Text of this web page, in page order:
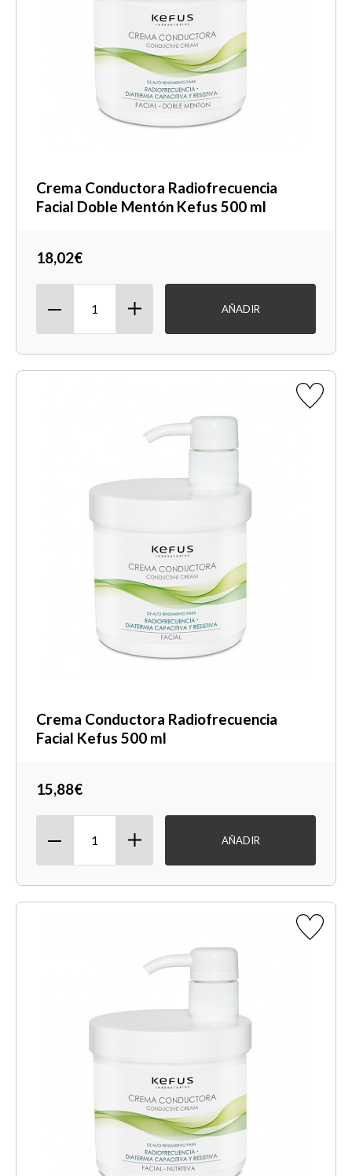
Crema Conductora Radiofrecuencia
Facial Doble Mentón Kefus 500 ml
18,02€
AÑADIR
Crema Conductora Radiofrecuencia
Facial Kefus 500 ml
15,88€
AÑADIR